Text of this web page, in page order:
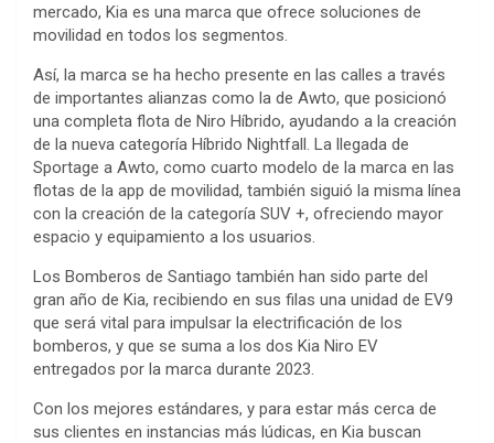
mercado, Kia es una marca que ofrece soluciones de
movilidad en todos los segmentos.
Así, la marca se ha hecho presente en las calles a través
de importantes alianzas como la de Awto, que posicionó
una completa flota de Niro Híbrido, ayudando a la creación
de la nueva categoría Híbrido Nightfall. La llegada de
Sportage a Awto, como cuarto modelo de la marca en las
flotas de la app de movilidad, también siguió la misma línea
con la creación de la categoría SUV +, ofreciendo mayor
espacio y equipamiento a los usuarios.
Los Bomberos de Santiago también han sido parte del
gran año de Kia, recibiendo en sus filas una unidad de EV9
que será vital para impulsar la electrificación de los
bomberos, y que se suma a los dos Kia Niro EV
entregados por la marca durante 2023.
Con los mejores estándares, y para estar más cerca de
sus clientes en instancias más lúdicas, en Kia buscan